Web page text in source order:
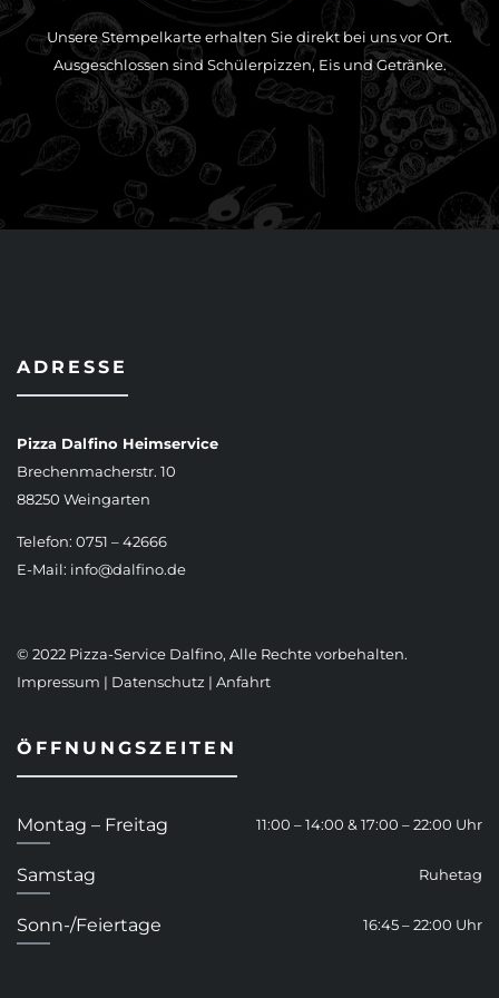
Unsere Stempelkarte erhalten Sie direkt bei uns vor Ort.
Ausgeschlossen sind Schülerpizzen, Eis und Getränke.
ADRESSE
Pizza Dalfino Heimservice
Brechenmacherstr. 10
88250 Weingarten
Telefon: 0751 – 42666
E-Mail: info@dalfino.de
© 2022 Pizza-Service Dalfino, Alle Rechte vorbehalten.
Impressum | Datenschutz | Anfahrt
ÖFFNUNGSZEITEN
Montag – Freitag 11:00 – 14:00 & 17:00 – 22:00 Uhr
Samstag Ruhetag
Sonn-/Feiertage 16:45 – 22:00 Uhr